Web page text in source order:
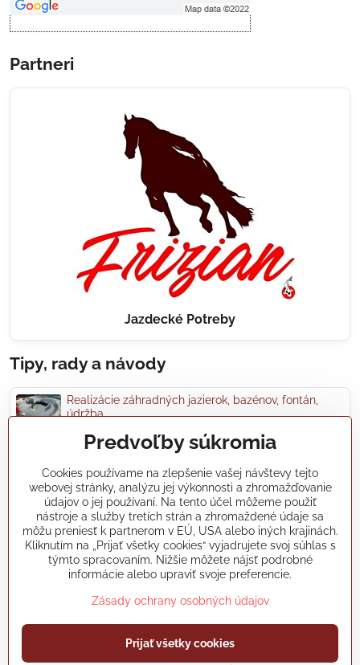
Partneri
Jazdecké Potreby
Tipy, rady a návody
Realizácie záhradných jazierok, bazénov, fontán,
údržba...
Články a blogy
Rady a návody
koikapre/?ref=hl
©2026Copyright
Predvoľby súkromia
Cookies používame na zlepšenie vašej návštevy tejto
webovej stránky, analýzu jej výkonnosti a zhromažďovanie
údajov o jej používaní. Na tento účel môžeme použiť
nástroje a služby tretích strán a zhromaždené údaje sa
môžu preniesť k partnerom v EÚ, USA alebo iných krajinách.
Kliknutím na „Prijať všetky cookies“ vyjadrujete svoj súhlas s
týmto spracovaním. Nižšie môžete nájsť podrobné
informácie alebo upraviť svoje preferencie.
Zásady ochrany osobných údajov
Prijať všetky cookies